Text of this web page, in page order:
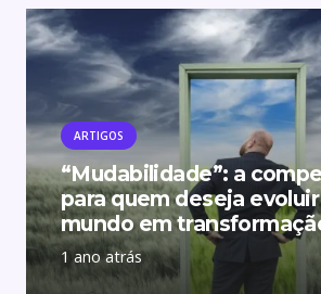
ARTIGOS
“Mudabilidade”: a
para quem deseja
mundo em
1 ano atrás